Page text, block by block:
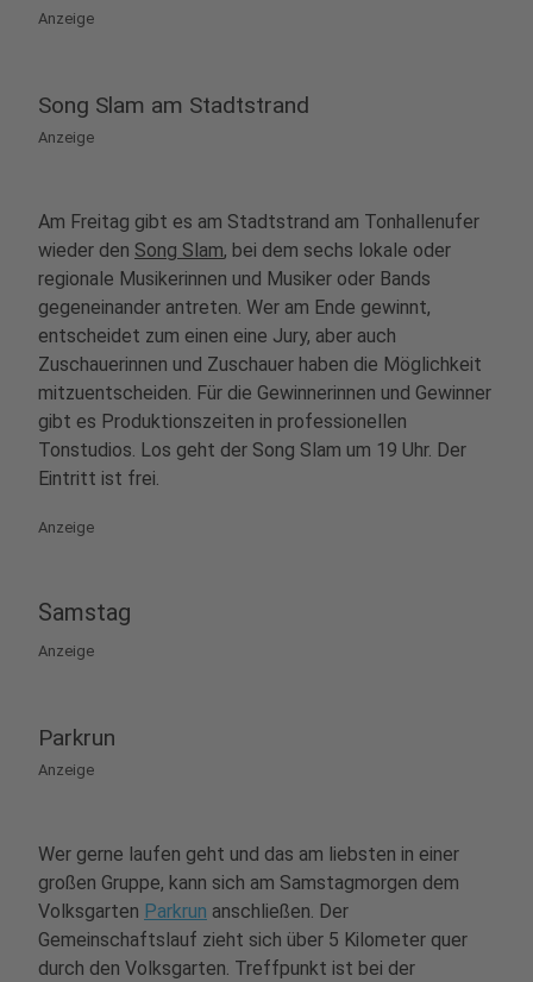
Anzeige
Song Slam am Stadtstrand
Anzeige
Am Freitag gibt es am Stadtstrand am Tonhallenufer
wieder den Song Slam, bei dem sechs lokale oder
regionale Musikerinnen und Musiker oder Bands
gegeneinander antreten. Wer am Ende gewinnt,
entscheidet zum einen eine Jury, aber auch
Zuschauerinnen und Zuschauer haben die Möglichkeit
mitzuentscheiden. Für die Gewinnerinnen und Gewinner
gibt es Produktionszeiten in professionellen
Tonstudios. Los geht der Song Slam um 19 Uhr. Der
Eintritt ist frei.
Anzeige
Samstag
Anzeige
Parkrun
Anzeige
Wer gerne laufen geht und das am liebsten in einer
großen Gruppe, kann sich am Samstagmorgen dem
Volksgarten Parkrun anschließen. Der
Gemeinschaftslauf zieht sich über 5 Kilometer quer
durch den Volksgarten. Treffpunkt ist bei der